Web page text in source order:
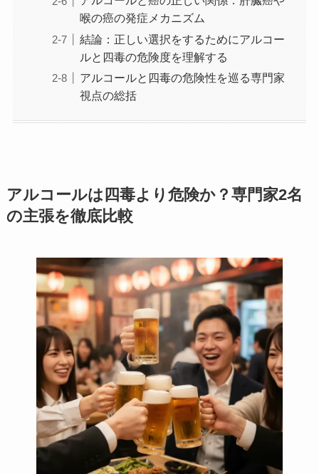
喉の癌の発症メカニズム
結論：正しい選択をするためにアルコー
ルと四毒の危険度を理解する
アルコールと四毒の危険性を巡る専門家
視点の総括
アルコールは四毒より危険か？専門家2名
の主張を徹底比較